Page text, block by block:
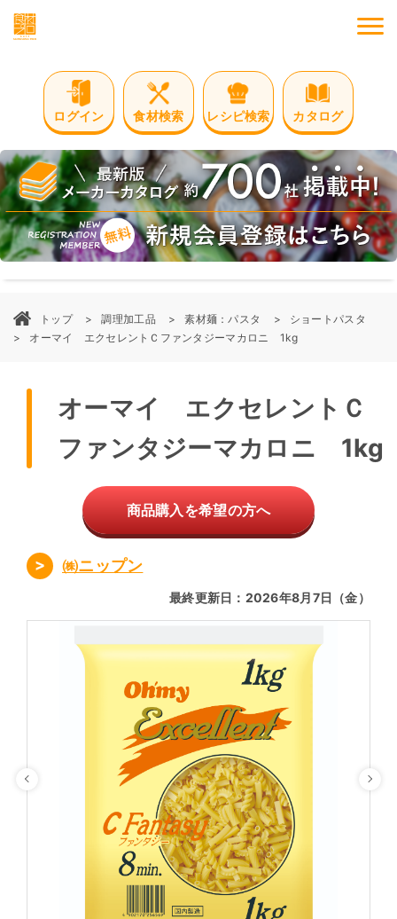
ログイン 食材検索 レシピ検索 カタログ
トップ 調理加工品 素材麺：パスタ
ショートパスタ
オーマイ エクセレントＣファンタジーマカロニ 1kg
オーマイ エクセレントＣ
ファンタジーマカロニ 1kg
商品購入を希望の方へ
㈱ニップン
最終更新日：2026年8月7日（金）